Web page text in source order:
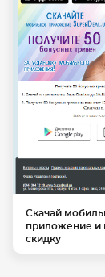
Скачай
приложение и
скидку